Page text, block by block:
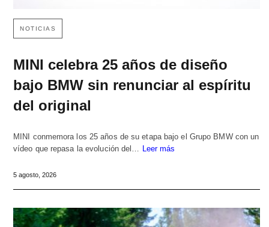
NOTICIAS
MINI celebra 25 años de diseño
bajo BMW sin renunciar al espíritu
del original
MINI conmemora los 25 años de su etapa bajo el Grupo BMW con un
vídeo que repasa la evolución del… Leer más
5 agosto, 2026